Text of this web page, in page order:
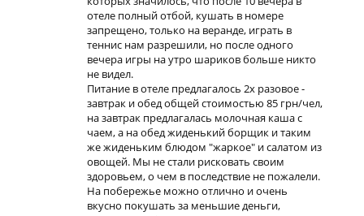
отеле полный отбой, кушать в номере
запрещено, только на веранде, играть в
теннис нам разрешили, но после одного
вечера игры на утро шариков больше никто
не видел.
Питание в отеле предлагалось 2х разовое -
завтрак и обед общей стоимостью 85 грн/чел,
на завтрак предлагалась молочная каша с
чаем, а на обед жиденький борщик и таким
же жиденьким блюдом "жаркое" и салатом из
овощей. Мы не стали рисковать своим
здоровьем, о чем в последствие не пожалели.
На побережье можно отлично и очень
вкусно покушать за меньшие деньги,